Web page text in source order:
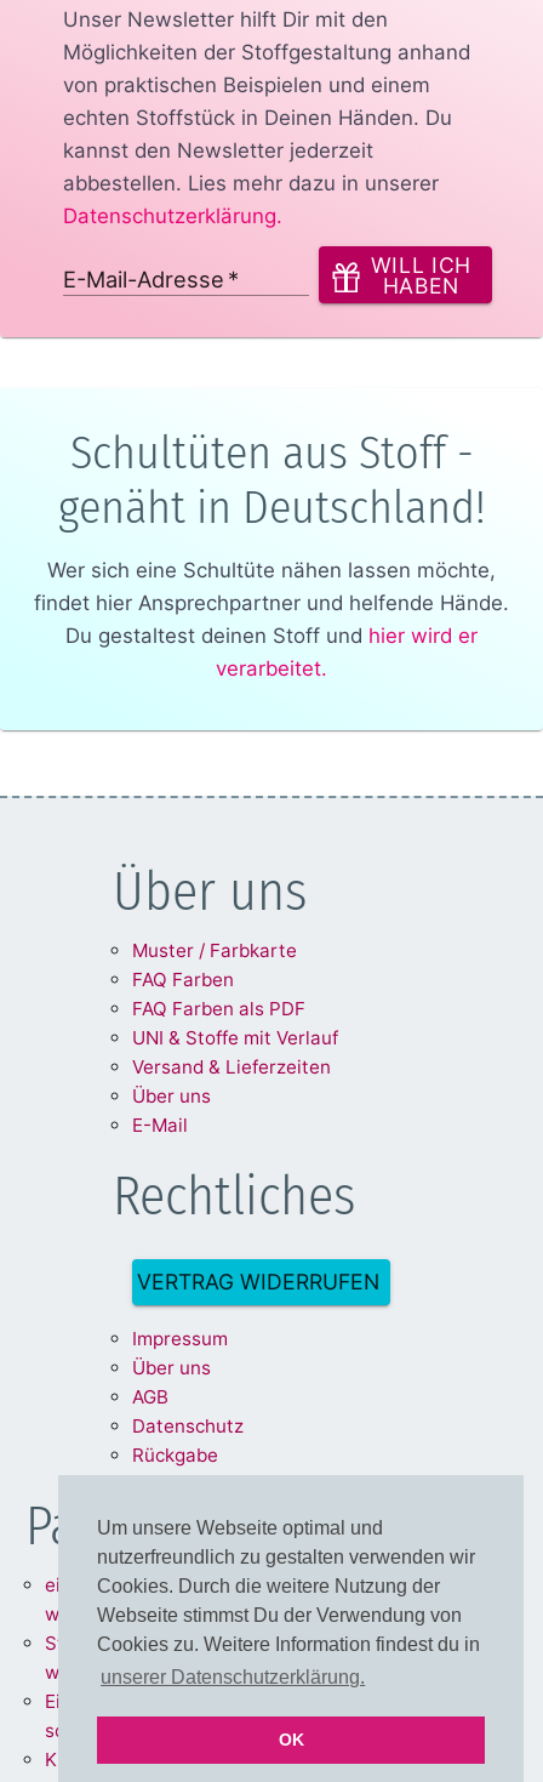
Um unsere Webseite optimal und
nutzerfreundlich zu gestalten verwenden wir
Cookies. Durch die weitere Nutzung der
Webseite stimmst Du der Verwendung von
Cookies zu. Weitere Information findest du in
unserer Datenschutzerklärung.
OK
Unser Newsletter hilft Dir mit den
Möglichkeiten der Stoffgestaltung anhand
von praktischen Beispielen und einem
echten Stoffstück in Deinen Händen. Du
kannst den Newsletter jederzeit
abbestellen. Lies mehr dazu in unserer
Datenschutzerklärung.
E-Mail-Adresse *
WILL ICH
HABEN
Schultüten aus Stoff -
genäht in Deutschland!
Wer sich eine Schultüte nähen lassen möchte,
findet hier Ansprechpartner und helfende Hände.
Du gestaltest deinen Stoff und hier wird er
verarbeitet.
Über uns
Muster / Farbkarte
FAQ Farben
FAQ Farben als PDF
UNI & Stoffe mit Verlauf
Versand & Lieferzeiten
Über uns
E-Mail
Rechtliches
VERTRAG WIDERRUFEN
Impressum
Über uns
AGB
Datenschutz
Rückgabe
Partnershops
einfärbbare Meterware =
www.stoff.love
Stoffe + Schnittmuster =
www.schnoffle.de
Eigene Stoffe = www.stoff-
schmie.de
Kissen Made in Germany =